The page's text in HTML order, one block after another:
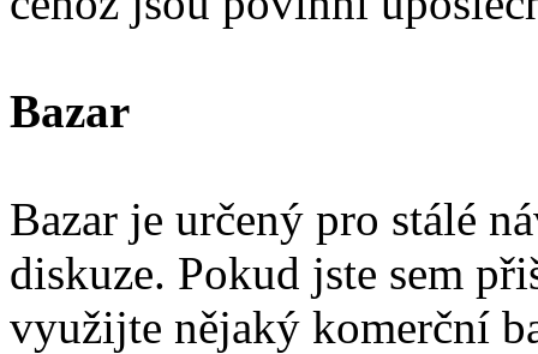
Bazar
Bazar je určený pro stálé
diskuze. Pokud jste sem
využijte nějaký komerční